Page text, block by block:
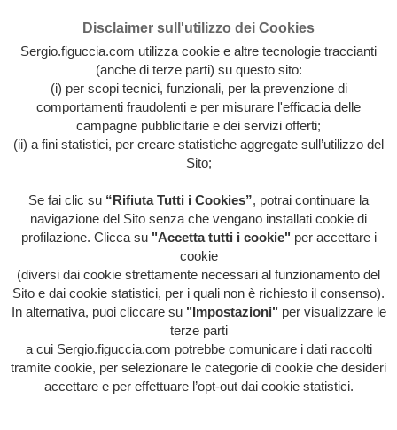
Archivio intera attività artistica di Sergio Figuccia & Opinionismo
personale
HOME/EVENTI/EVIDENZA/HOME/ IL POTERE
LIBERA-MENTE/ORRORI DI
STAMPA /QUESTA FOLLE SOCIETÀ/TRAVERSIE
METROPOLITANE
VOCI DALL'INTERNO /LE
EUROLEGGI DEL CAVOLO
Disclaimer sull'utilizzo dei Cookies
Sergio.figuccia.com utilizza cookie e altre tecnologie traccianti
(anche di terze parti) su questo sito:
(i) per scopi tecnici, funzionali, per la prevenzione di
comportamenti fraudolenti e per misurare l'efficacia delle
campagne pubblicitarie e dei servizi offerti;
(ii) a fini statistici, per creare statistiche aggregate sull’utilizzo del
Sito;
Se fai clic su “Rifiuta Tutti i Cookies”, potrai continuare la
navigazione del Sito senza che vengano installati cookie di
profilazione. Clicca su "Accetta tutti i cookie" per accettare i
cookie
(diversi dai cookie strettamente necessari al funzionamento del
Sito e dai cookie statistici, per i quali non è richiesto il consenso).
In alternativa, puoi cliccare su "Impostazioni" per visualizzare le
terze parti
a cui Sergio.figuccia.com potrebbe comunicare i dati raccolti
tramite cookie, per selezionare le categorie di cookie che desideri
accettare e per effettuare l’opt-out dai cookie statistici.